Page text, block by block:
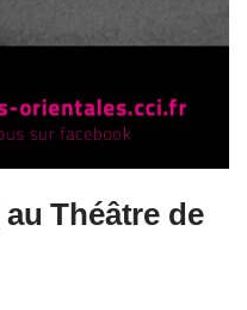
au Théâtre de